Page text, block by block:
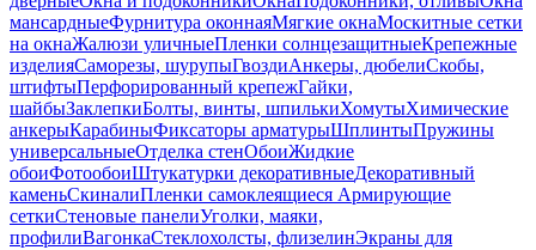
мансардныеФурнитура оконнаяМягкие окнаМоскитные сетки
на окнаЖалюзи уличныеПленки солнцезащитныеКрепежные
изделияСаморезы, шурупыГвоздиАнкеры, дюбелиСкобы,
штифтыПерфорированный крепежГайки,
шайбыЗаклепкиБолты, винты, шпилькиХомутыХимические
анкерыКарабиныФиксаторы арматурыШплинтыПружины
универсальныеОтделка стенОбоиЖидкие
обоиФотообоиШтукатурки декоративныеДекоративный
каменьСкиналиПленки самоклеящиеся Армирующие
сеткиСтеновые панелиУголки, маяки,
профилиВагонкаСтеклохолсты, флизелинЭкраны для